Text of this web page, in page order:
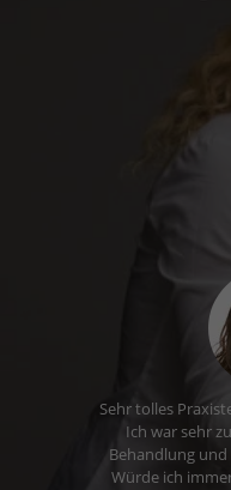
Ich fühle mich
Wartezeiten sind
ich komme